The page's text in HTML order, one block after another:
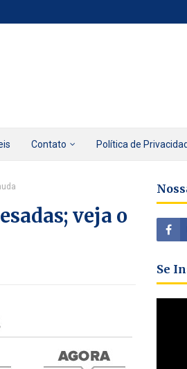
Contato Política de
veja o
Se